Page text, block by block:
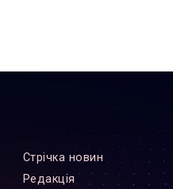
Стрiчка новин
Редакцiя